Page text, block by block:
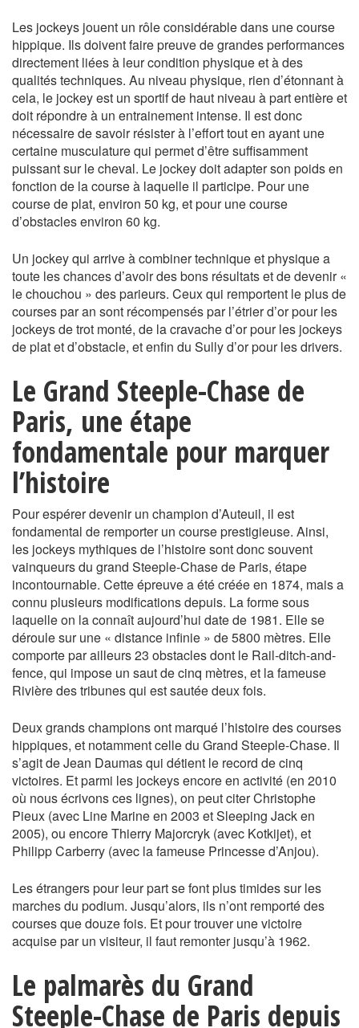
Les jockeys jouent un rôle considérable dans une course
hippique. Ils doivent faire preuve de grandes performances
directement liées à leur condition physique et à des
qualités techniques. Au niveau physique, rien d’étonnant à
cela, le jockey est un sportif de haut niveau à part entière et
doit répondre à un entrainement intense. Il est donc
nécessaire de savoir résister à l’effort tout en ayant une
certaine musculature qui permet d’être suffisamment
puissant sur le cheval. Le jockey doit adapter son poids en
fonction de la course à laquelle il participe. Pour une
course de plat, environ 50 kg, et pour une course
d’obstacles environ 60 kg.
Un jockey qui arrive à combiner technique et physique a
toute les chances d’avoir des bons résultats et de devenir «
le chouchou » des parieurs. Ceux qui remportent le plus de
courses par an sont récompensés par l’étrier d’or pour les
jockeys de trot monté, de la cravache d’or pour les jockeys
de plat et d’obstacle, et enfin du Sully d’or pour les drivers.
Le Grand Steeple-Chase de
Paris, une étape
fondamentale pour marquer
l’histoire
Pour espérer devenir un champion d’Auteuil, il est
fondamental de remporter un course prestigieuse. Ainsi,
les jockeys mythiques de l’histoire sont donc souvent
vainqueurs du grand Steeple-Chase de Paris, étape
incontournable. Cette épreuve a été créée en 1874, mais a
connu plusieurs modifications depuis. La forme sous
laquelle on la connaît aujourd’hui date de 1981. Elle se
déroule sur une « distance infinie » de 5800 mètres. Elle
comporte par ailleurs 23 obstacles dont le Rail-ditch-and-
fence, qui impose un saut de cinq mètres, et la fameuse
Rivière des tribunes qui est sautée deux fois.
Deux grands champions ont marqué l’histoire des courses
hippiques, et notamment celle du Grand Steeple-Chase. Il
s’agit de Jean Daumas qui détient le record de cinq
victoires. Et parmi les jockeys encore en activité (en 2010
où nous écrivons ces lignes), on peut citer Christophe
Pieux (avec Line Marine en 2003 et Sleeping Jack en
2005), ou encore Thierry Majorcryk (avec Kotkijet), et
Philipp Carberry (avec la fameuse Princesse d’Anjou).
Les étrangers pour leur part se font plus timides sur les
marches du podium. Jusqu’alors, ils n’ont remporté des
courses que douze fois. Et pour trouver une victoire
acquise par un visiteur, il faut remonter jusqu’à 1962.
Le palmarès du Grand
Steeple-Chase de Paris depuis